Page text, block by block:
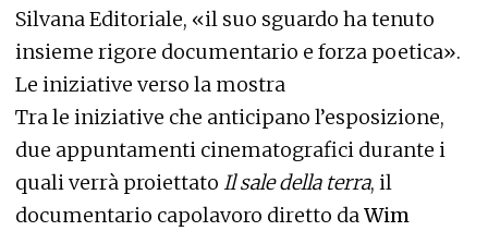
Silvana Editoriale, «il suo sguardo ha tenuto
insieme rigore documentario e forza poetica».
Le iniziative verso la mostra
Tra le iniziative che anticipano l’esposizione,
due appuntamenti cinematografici durante i
quali verrà proiettato Il sale della terra, il
documentario capolavoro diretto da Wim